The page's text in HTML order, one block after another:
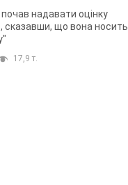
Фото
надавати оцінку
сказавши, що вона носить
17,9 т.